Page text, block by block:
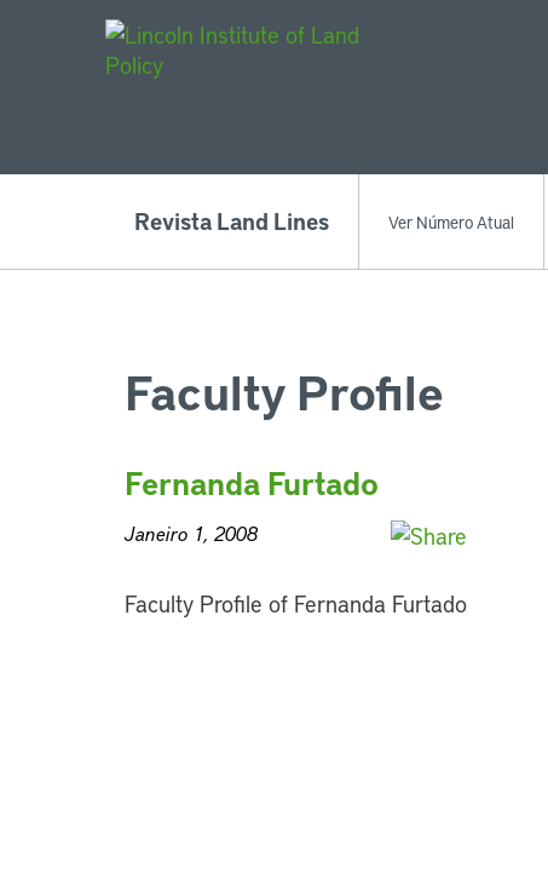
Revista Land Lines Ver Número Atual
Faculty Profile
Fernanda Furtado
Janeiro 1, 2008
Faculty Profile of Fernanda Furtado